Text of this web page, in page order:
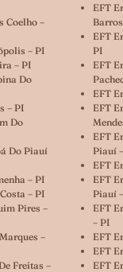
Coelho –
– PI
– PI
Do
– PI
Do
Do Piauí
– PI
– PI
Pires –
–
Freitas –
EFT
EFT
PI
EFT
EFT
EFT
EFT
Piauí
EFT
EFT
Piauí
EFT
– PI
EFT
EFT
EFT